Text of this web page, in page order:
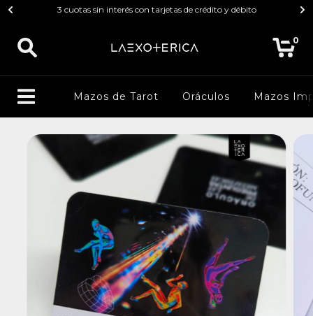
3 cuotas sin interés con tarjetas de crédito y débito
0
Mazos de Tarot Oráculos Mazos